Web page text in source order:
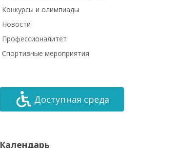
Конкурсы и олимпиады
Новости
Профессионалитет
Спортивные мероприятия
Доступная среда
Календарь